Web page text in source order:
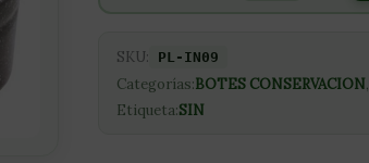
SKU: PL-IN09
Categorías:BOTES CONSERVACION,
Etiqueta:SIN